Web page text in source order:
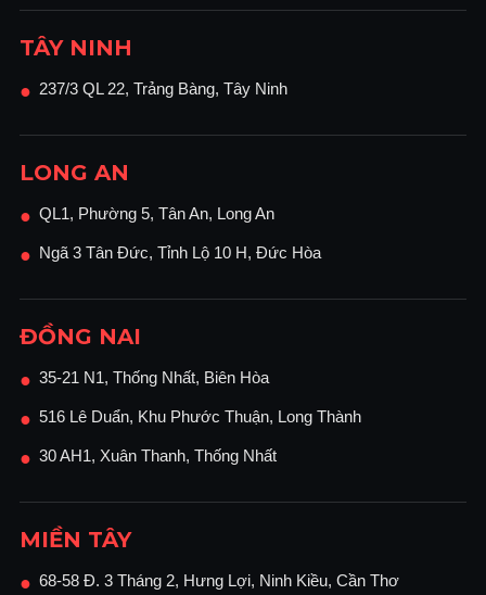
TÂY NINH
● 237/3 QL 22, Trảng Bàng, Tây Ninh
LONG AN
● QL1, Phường 5, Tân An, Long An
● Ngã 3 Tân Đức, Tỉnh Lộ 10 H, Đức Hòa
ĐỒNG NAI
● 35-21 N1, Thống Nhất, Biên Hòa
● 516 Lê Duẩn, Khu Phước Thuận, Long Thành
● 30 AH1, Xuân Thanh, Thống Nhất
MIỀN TÂY
● 68-58 Đ. 3 Tháng 2, Hưng Lợi, Ninh Kiều, Cần Thơ